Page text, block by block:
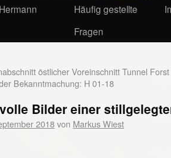
Häufig gestellte
Fragen
östlicher Voreinschnitt Tunnel Forst
Bekanntmachung: H 01-18
Bilder einer
2018von Markus Wiest